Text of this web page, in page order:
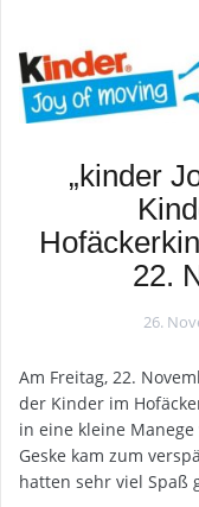
„kinder
22.
26.
Am Freitag, 22.
der Kinder im
in eine kleine
Geske kam zum
hatten sehr viel Spaß